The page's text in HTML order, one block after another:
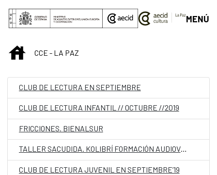
Saltar al contenido principal
MENÚ
INICIOCCE - LA PAZ
CLUB DE LECTURA EN SEPTIEMBRE
CLUB DE LECTURA INFANTIL // OCTUBRE //2019
FRICCIONES. BIENALSUR
TALLER SACUDIDA. KOLIBRÍ FORMACIÓN AUDIOVISUAL PARA NIÑAS Y NIÑOS
CLUB DE LECTURA JUVENIL EN SEPTIEMBRE’19